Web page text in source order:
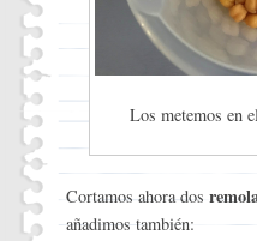
Los metemos en
Cortamos ahora dos
añadimos también: